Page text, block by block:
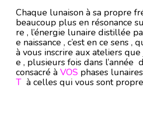
Chaque lunaison à sa propre
beaucoup plus en résonance
re , l’énergie lunaire distillée
e naissance , c’est en ce sens ,
à vous inscrire aux ateliers
e , plusieurs fois dans l’année
consacré à VOS phases
T à celles qui vous sont